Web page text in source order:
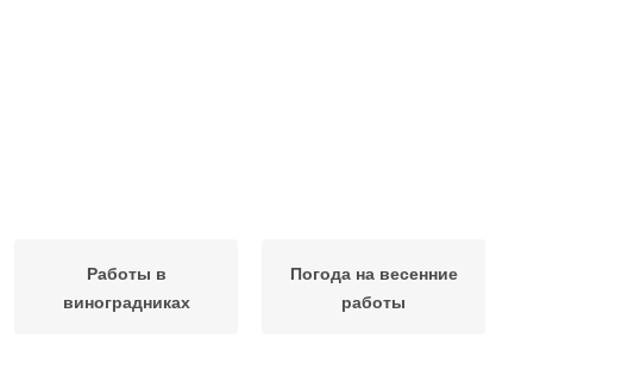
Работы в
виноградниках
Погода на весенние
работы